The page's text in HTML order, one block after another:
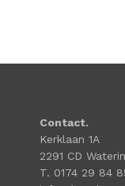
Contact.
Kerklaan 1A
2291 CD
T. 0174 29 84